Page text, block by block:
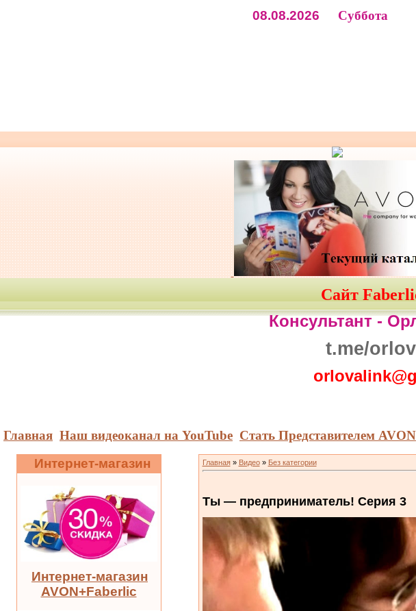
08.08.2026 Суббота
Сайт
Консультант -
t.me/
Главная Наш видеоканал на YouTube Стать Представителем AVON
Интернет-магазин
Интернет-магазин
AVON+Faberlic
Главная» Видео» Без категории
Ты — предприниматель! Серия 3